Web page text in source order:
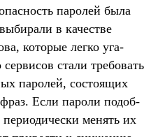
паролей была
в качес­тве
которые лег­ко уга­
ста­ли тре­бовать
паролей, сос­тоящих
Если пароли подоб­
менять их